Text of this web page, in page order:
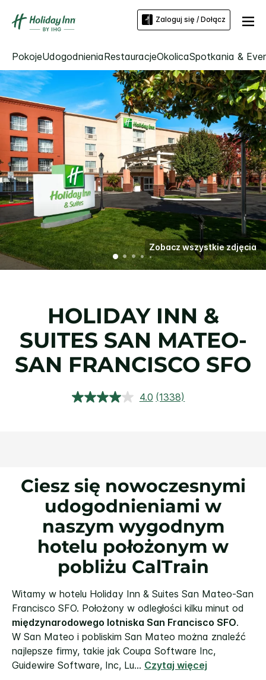
Zaloguj się / Dołącz
PokojeUdogodnieniaRestauracjeOkolicaSpotkania &
Zobacz wszystkie zdjęcia
HOLIDAY INN &
SUITES SAN MATEO-
SAN FRANCISCO SFO
4.0 Czytaj
(1338)
Ciesz się nowoczesnymi
udogodnieniami w
naszym wygodnym
hotelu położonym w
pobliżu CalTrain
Witamy w hotelu Holiday Inn & Suites San Mateo-San
Francisco SFO. Położony w odległości kilku minut od
międzynarodowego lotniska San Francisco SFO.
W San Mateo i pobliskim San Mateo można znaleźć
najlepsze firmy, takie jak Coupa Software Inc,
Guidewire Software, Inc, Lu... Czytaj więcej